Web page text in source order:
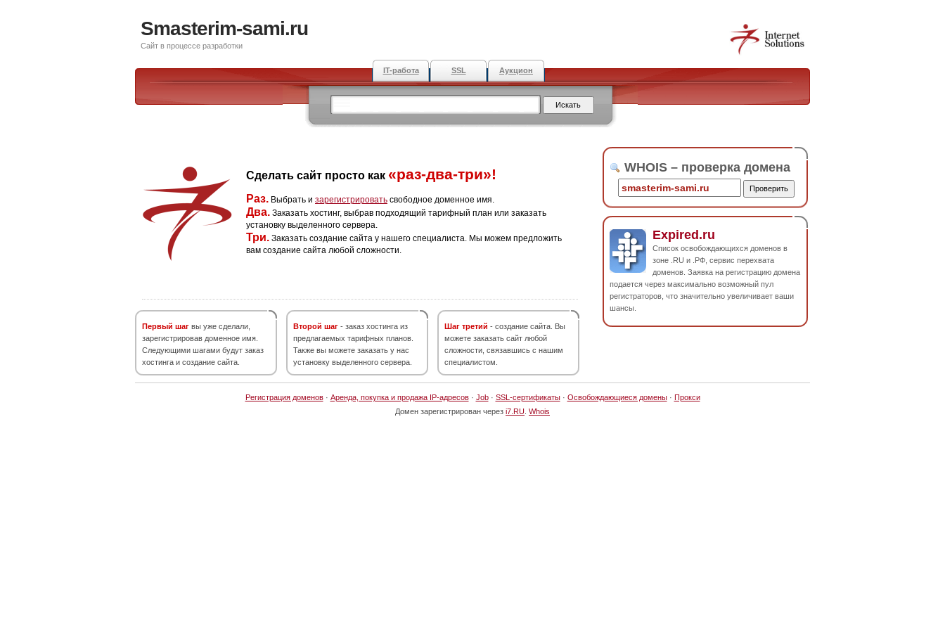
Smasterim-sami.ru
Сайт в процессе разработки
IT-работа SSL Аукцион
Сделать сайт просто как «раз-два-три»!
Раз. Выбрать и зарегистрировать свободное доменное имя.
Два. Заказать хостинг, выбрав подходящий тарифный план или заказать
установку выделенного сервера.
Три. Заказать создание сайта у нашего специалиста. Мы можем предложить
вам создание сайта любой сложности.
Первый шаг вы уже сделали,
зарегистрировав доменное имя.
Следующими шагами будут заказ
хостинга и создание сайта.
Второй шаг - заказ хостинга из
предлагаемых тарифных планов.
Также вы можете заказать у нас
установку выделенного сервера.
Шаг третий - создание сайта. Вы
можете заказать сайт любой
сложности, связавшись с нашим
специалистом.
WHOIS – проверка домена
Expired.ru
Список освобождающихся доменов в
зоне .RU и .РФ, сервис перехвата
доменов. Заявка на регистрацию домена
подается через максимально возможный пул
регистраторов, что значительно увеличивает ваши
шансы.
Регистрация доменов· Аренда, покупка и продажа IP-адресов· Job· SSL-сертификаты· Освобождающиеся домены· Прокси
Домен зарегистрирован через i7.RU Whois